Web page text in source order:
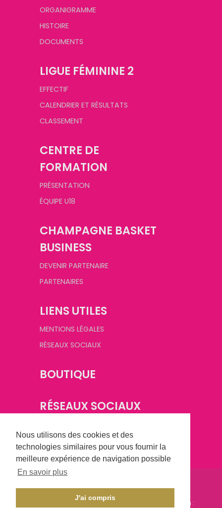
Nous utilisons des cookies et des
technologies similaires pour vous fournir la
meilleure expérience de navigation possible
En savoir plus
J'ai compris
ORGANIGRAMME
HISTOIRE
DOCUMENTS
LIGUE FÉMININE 2
EFFECTIF
CALENDRIER ET RÉSULTATS
CLASSEMENT
CENTRE DE
FORMATION
PRÉSENTATION
ÉQUIPE U18
CHAMPAGNE BASKET
BUSINESS
DEVENIR PARTENAIRE
PARTENAIRES
LIENS UTILES
MENTIONS LÉGALES
RÉSEAUX SOCIAUX
BOUTIQUE
RÉSEAUX SOCIAUX
CHAMPAGNE CRÉATION
- Réalisation :